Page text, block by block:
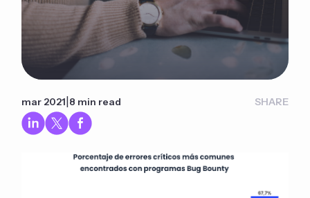
mar 2021|8 min read SHARE